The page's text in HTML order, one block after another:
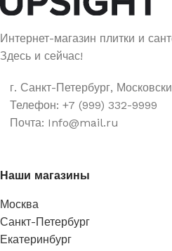
Интернет-магазин плитки и
Здесь и сейчас!
г. Санкт-Петербург,
Телефон: +7 (999) 332-9999
Почта: Info@mail.ru
Наши магазины
Москва
Санкт-Петербург
Екатеринбург